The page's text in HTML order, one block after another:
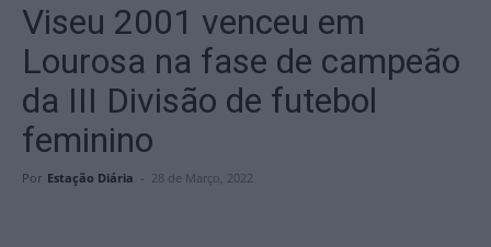
Viseu 2001 venceu em
Lourosa na fase de campeão
da III Divisão de futebol
feminino
Por Estação Diária - 28 de Março, 2022